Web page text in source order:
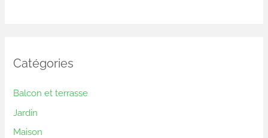
Catégories
Balcon et terrasse
Jardin
Maison